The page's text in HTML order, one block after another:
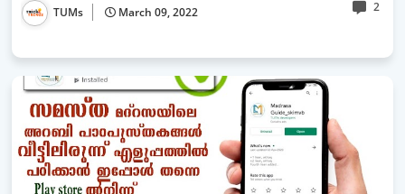
TUMs March 09, 2022 2